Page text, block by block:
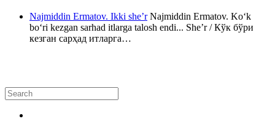
Najmiddin Ermatov. Ikki she’rNajmiddin Ermatov. Ko‘k
bo‘ri kezgan sarhad itlarga talosh endi... She’r / Кўк бўри
кезган сарҳад итларга…